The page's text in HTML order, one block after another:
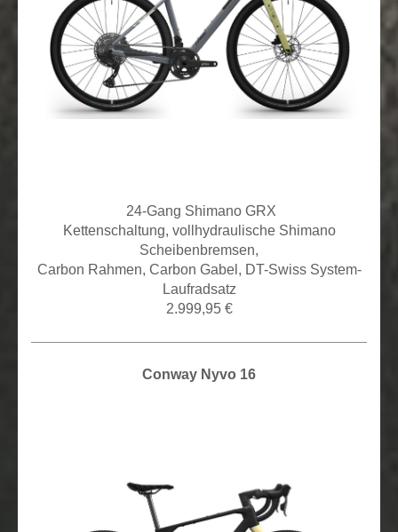
24-Gang Shimano GRX
Kettenschaltung, vollhydraulische Shimano
Scheibenbremsen,
Carbon Rahmen, Carbon Gabel, DT-Swiss System-
Laufradsatz
2.999,95 €
Conway Nyvo 16